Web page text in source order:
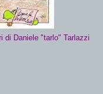
di Daniele "tarlo" Tarlazzi